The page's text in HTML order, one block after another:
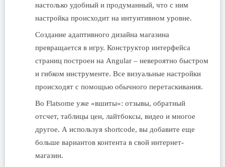
настолько удобный и продуманный, что с ним
настройка происходит на интуитивном уровне.
Создание адаптивного дизайна магазина
превращается в игру. Конструктор интерфейса
страниц построен на Angular – невероятно быстром
и гибком инструменте. Все визуальные настройки
происходят с помощью обычного перетаскивания.
Во Flatsome уже «вшиты»: отзывы, обратный
отсчет, таблицы цен, лайтбоксы, видео и многое
другое. А используя shortcode, вы добавите еще
больше вариантов контента в свой интернет-
магазин.